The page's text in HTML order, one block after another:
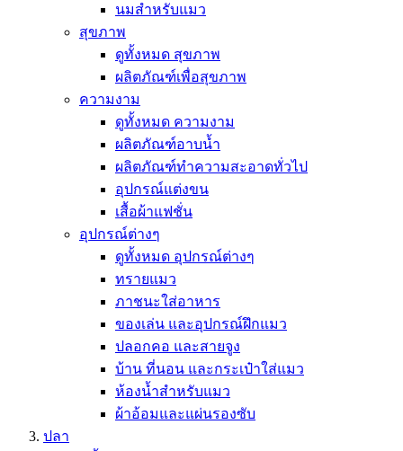
นมสำหรับแมว
สุขภาพ
ดูทั้งหมด สุขภาพ
ผลิตภัณฑ์เพื่อสุขภาพ
ความงาม
ดูทั้งหมด ความงาม
ผลิตภัณฑ์อาบน้ำ
ผลิตภัณฑ์ทำความสะอาดทั่วไป
อุปกรณ์แต่งขน
เสื้อผ้าแฟชั่น
อุปกรณ์ต่างๆ
ดูทั้งหมด อุปกรณ์ต่างๆ
ทรายแมว
ภาชนะใส่อาหาร
ของเล่น และอุปกรณ์ฝึกแมว
ปลอกคอ และสายจูง
บ้าน ที่นอน และกระเป๋าใส่แมว
ห้องน้ำสำหรับแมว
ผ้าอ้อมและแผ่นรองซับ
ปลา